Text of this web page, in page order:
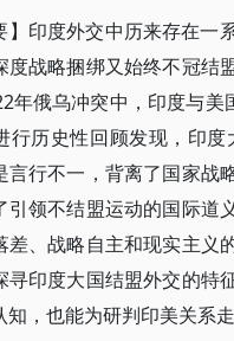
】印度外交中历来存在
度战略捆绑又始终不冠结
年俄乌冲突中，印度与美
行历史性回顾发现，印
言行不一，背离了国家战
引领不结盟运动的国际道
差、战略自主和现实主义
寻印度大国结盟外交的特
知，也能为研判印美关系走